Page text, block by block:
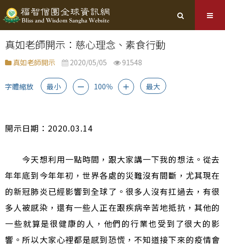
真如老師開示：慈心理念、素食行動
真如老師開示 2020/05/05 91548
字體縮放 最小 － 100％ ＋ 最大
開示日期：2020.03.14
今天想利用一點時間，跟大家講一下我的想法。從去
年年底到今年年初，世界各處的災難沒有間斷，尤其現在
的新冠肺炎已經影響到全球了。很多人沒有扛過去，有很
多人被感染，還有一些人正在跟疾病辛苦地抵抗，其他的
一些就算是很健康的人，他們的行業也受到了很大的影
響。所以大家心裡都是感到恐慌，不知道接下來的疫情會